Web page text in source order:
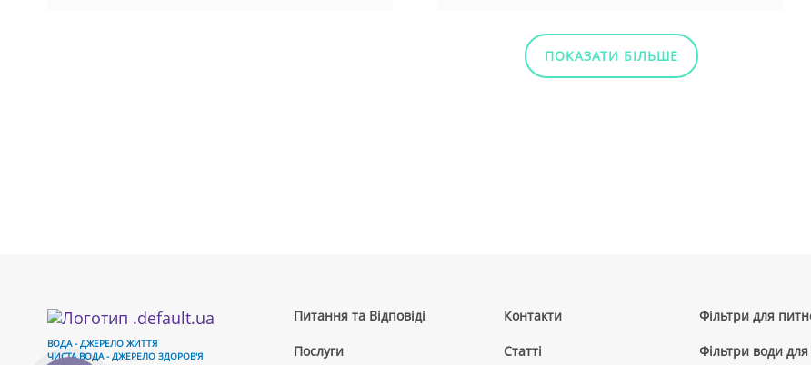
ПОКАЗАТИ БІЛЬШЕ
ВОДА - ДЖЕРЕЛО ЖИТТЯ
ЧИСТА ВОДА - ДЖЕРЕЛО ЗДОРОВ'Я
Питання та Відповіді
Послуги
Контакти
Cтатті
Фільтри для
Фільтри води